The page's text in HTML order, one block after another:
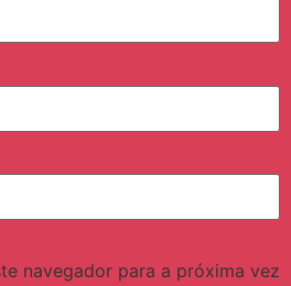
navegador para a próxima vez